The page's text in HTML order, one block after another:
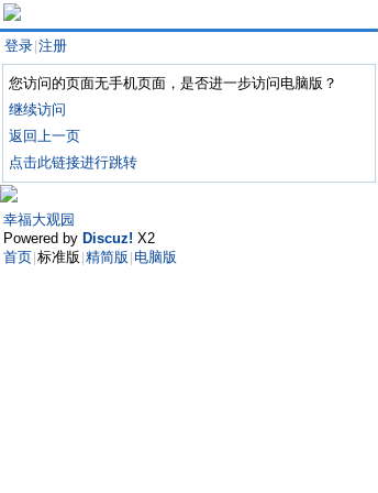
登录 注册
您访问的页面无手机页面，是否进一步访问电脑版？
继续访问
返回上一页
点击此链接进行跳转
幸福大观园
Powered by Discuz! X2
首页 标准版 精简版 电脑版